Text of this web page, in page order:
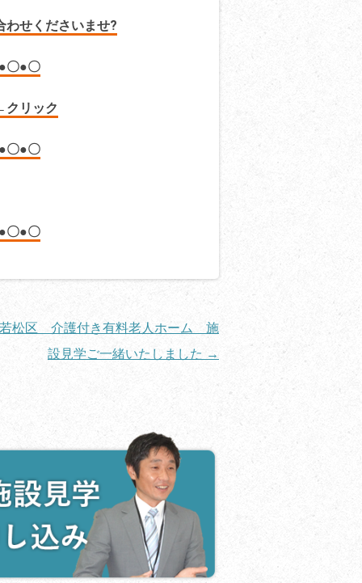
わせくださいませ?
〇●〇
リック
〇●〇
〇●〇
松区 介護付き有料老人ホーム 施
設見学ご一緒いたしました →